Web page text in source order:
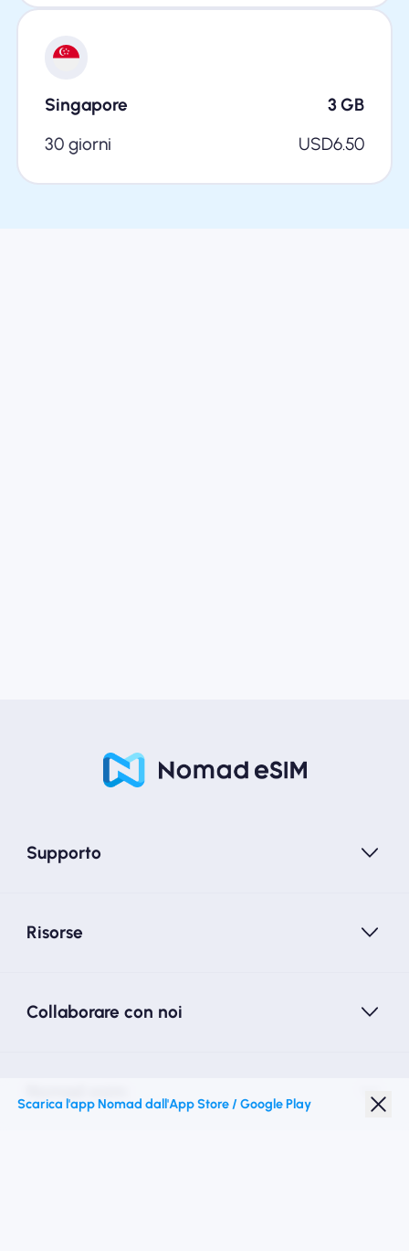
Singapore 3 GB
30 giorni
USD6.50
Supporto
Risorse
Collaborare con noi
Scarica l'app Nomad dall'App Store / Google Play